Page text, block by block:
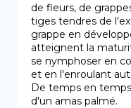
de fleurs, de
tiges tendres de
grappe en
atteignent la
se nymphoser en
et en l'enroulant
De temps en
d'un amas palmé.